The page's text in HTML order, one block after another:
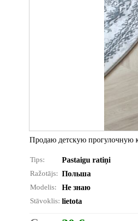
Продаю детскую прогулочную
Tips: Pastaigu ratiņi
Ražotājs: Польша
Modelis: Не знаю
Stāvoklis: lietota